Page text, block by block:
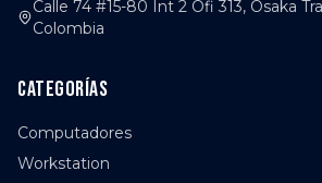
Calle 74 #15-80 Int 2 Ofi 313, Osaka
Colombia
Categorías
Computadores
Workstation